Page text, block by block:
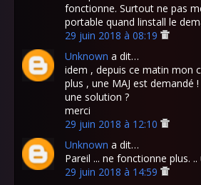
fonctionne. Surtout ne pas
portable quand linstall le
29 juin 2018 à 08:19
Unknown a dit…
idem , depuis ce matin mon
plus , une MAJ est demandé !
une solution ?
merci
29 juin 2018 à 12:10
Unknown a dit…
Pareil ... ne fonctionne plus. ..
29 juin 2018 à 14:59